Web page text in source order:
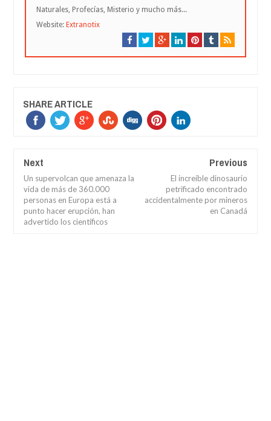
Naturales, Profecías, Misterio y mucho más...
Website: Extranotix
SHARE ARTICLE
Next
Un supervolcan que amenaza la
vida de más de 360.000
personas en Europa está a
punto hacer erupción, han
advertido los científicos
Previous
El increíble dinosaurio
petrificado encontrado
accidentalmente por mineros
en Canadá